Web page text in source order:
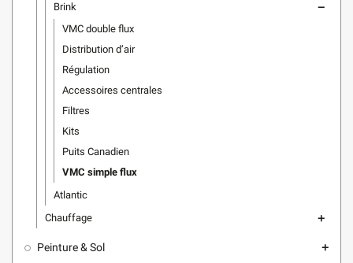
Brink remove
VMC double flux
Distribution d’air
Régulation
Accessoires centrales
Filtres
Kits
Puits Canadien
VMC simple flux
Atlantic
Chauffage
add
Peinture & Sol add